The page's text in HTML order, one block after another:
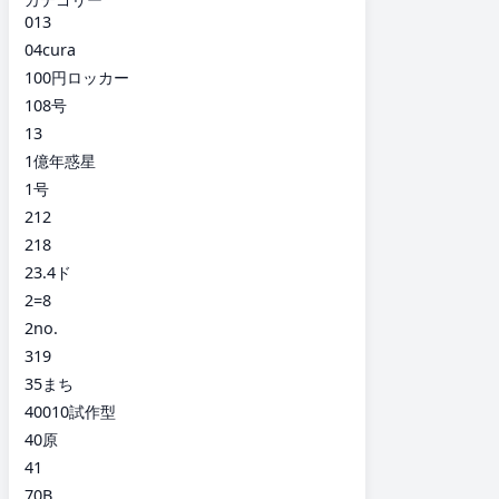
013
04cura
100円ロッカー
108号
13
1億年惑星
1号
212
218
23.4ド
2=8
2no.
319
35まち
40010試作型
40原
41